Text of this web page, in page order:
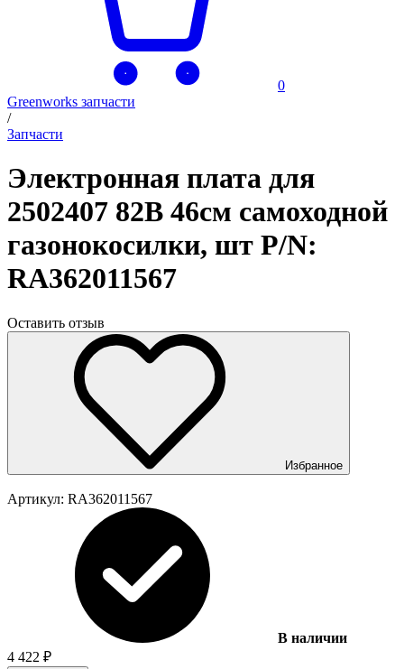
0
Greenworks запчасти
/
Запчасти
Электронная плата для
2502407 82В 46см самоходной
газонокосилки, шт P/N:
RA362011567
Оставить отзыв
Избранное
Артикул: RA362011567
В наличии
4 422 ₽